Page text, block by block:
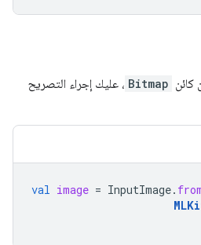
كائن Bitmap ، عليك إجراء التصريح
val image = InputImage.